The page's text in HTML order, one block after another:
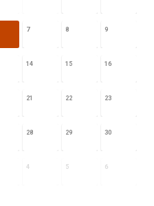
7 8 9
14 15 16
21 22 23
28 29 30
4 5 6